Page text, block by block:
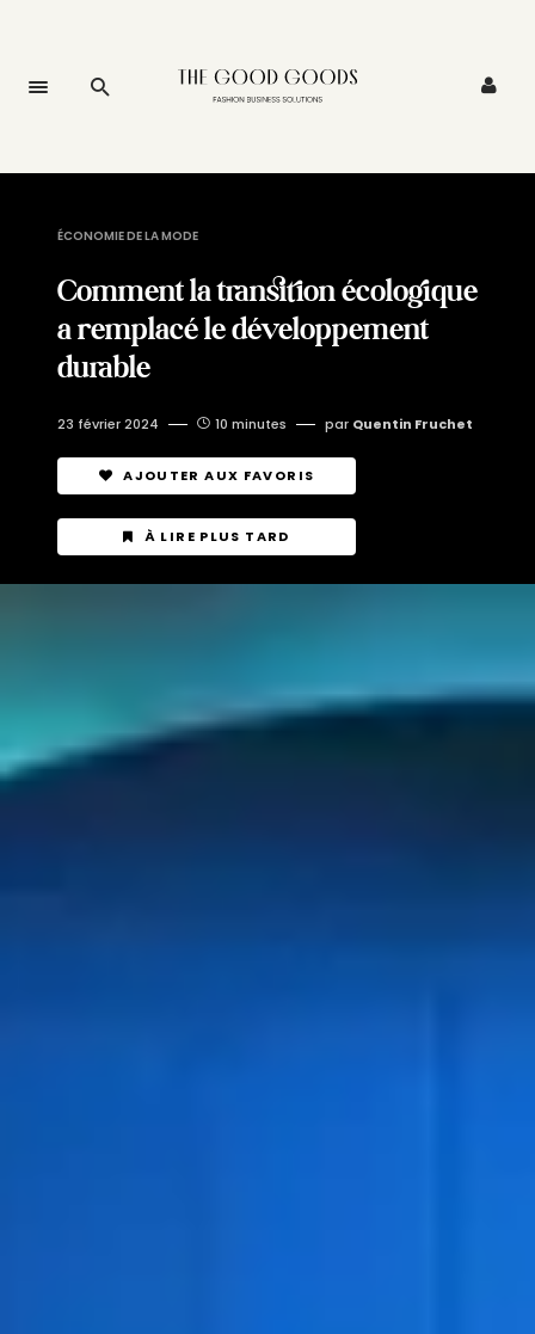
ÉCONOMIE DE LA MODE
Comment la transition écologique
a remplacé le développement
durable
23 février 2024 10 minutes par Quentin Fruchet
AJOUTER AUX FAVORIS
À LIRE PLUS TARD